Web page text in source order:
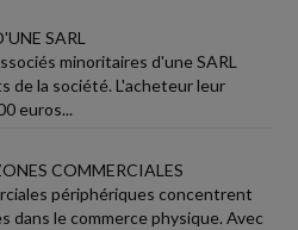
SARL
minoritaires d'une SARL
de la société. L'acheteur leur
euros...
COMMERCIALES
périphériques concentrent
dans le commerce physique. Avec